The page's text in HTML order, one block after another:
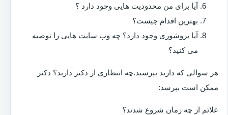
آیا برای من محدودیت هایی وجود دارد ؟
بهترین اقدام چیست؟
آیا بروشوری وجود دارد؟ چه وب سایت هایی را توصیه
می کنید؟
هر سوالی که دارید بپرسید.چه انتظاری از دکتر دارید؟ دکتر
ممکن است بپرسد:
علائم از چه زمان شروع شدند؟